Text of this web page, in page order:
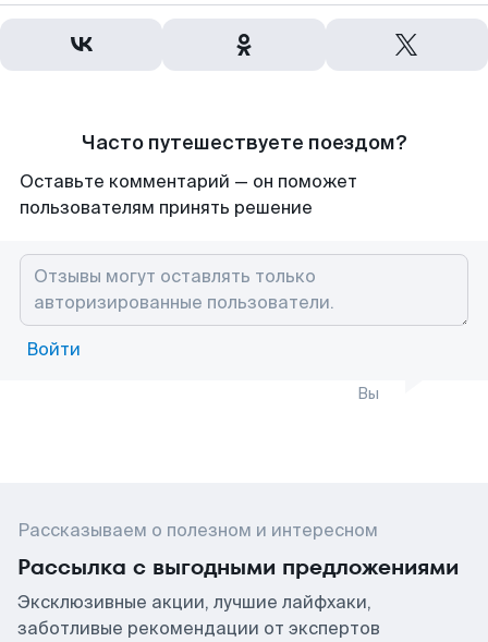
Часто путешествуете поездом?
Оставьте комментарий — он поможет
пользователям принять решение
Войти
Вы
Рассказываем о полезном и интересном
Рассылка с выгодными предложениями
Эксклюзивные акции, лучшие лайфхаки,
заботливые рекомендации от экспертов